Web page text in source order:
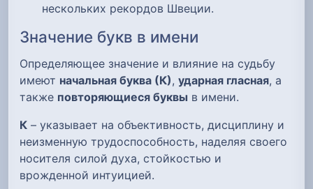
нескольких рекордов Швеции.
Значение букв в имени
Определяющее значение и влияние на судьбу
имеют начальная буква (К), ударная гласная, а
также повторяющиеся буквы в имени.
К – указывает на объективность, дисциплину и
неизменную трудоспособность, наделяя своего
носителя силой духа, стойкостью и
врожденной интуицией.